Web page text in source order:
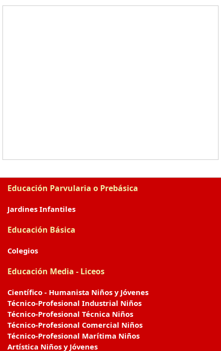
Educación Parvularia o Prebásica
Jardines Infantiles
Educación Básica
Colegios
Educación Media - Liceos
Científico - Humanista Niños y Jóvenes
Técnico-Profesional Industrial Niños
Técnico-Profesional Técnica Niños
Técnico-Profesional Comercial Niños
Técnico-Profesional Marítima Niños
Artística Niños y Jóvenes